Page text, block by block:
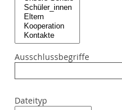
Ausschlussbegriffe
Dateityp